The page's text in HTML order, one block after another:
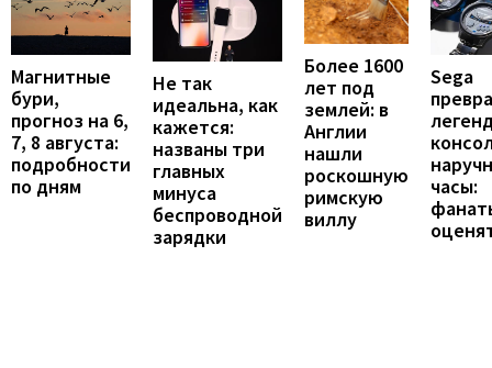
Магнитные
бури,
прогноз на 6,
7, 8 августа:
подробности
по дням
Не так
идеальна, как
кажется:
названы три
главных
минуса
беспроводной
зарядки
Более 1600
лет под
землей: в
Англии
нашли
роскошную
римскую
виллу
Sega
часы: